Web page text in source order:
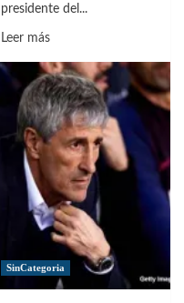
presidente del...
Leer másLeer
sobre
Bartomeu
dispuesto
a
irse
para
que
Messi
siga
el
SinCategoria